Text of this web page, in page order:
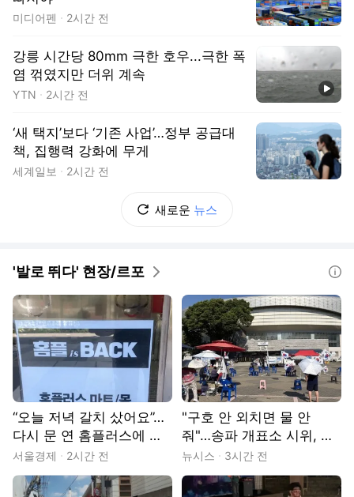
미디어펜 2시간 전
강릉 시간당 80mm 극한 호우...극한 폭
염 꺾였지만 더위 계속
YTN 2시간 전
‘새 택지’보다 ‘기존 사업’…정부 공급대
책, 집행력 강화에 무게
세계일보 2시간 전
새로운 뉴스
'발로 뛰다' 현장/르포
“오늘 저녁 갈치 샀어요”…
다시 문 연 홈플러스에 돌
아온 장바구니
서울경제 2시간 전
"구호 안 외치면 물 안
줘"…송파 개표소 시위, 폭
염에 동력 뚝[현장]
뉴시스 3시간 전